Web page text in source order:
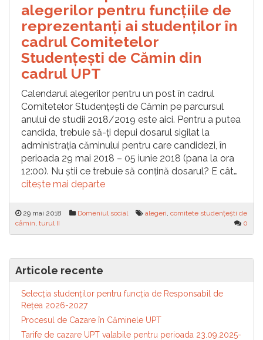
alegerilor pentru funcțiile de
reprezentanți ai studenților în
cadrul Comitetelor
Studențești de Cămin din
cadrul UPT
Calendarul alegerilor pentru un post în cadrul
Comitetelor Studențești de Cămin pe parcursul
anului de studii 2018/2019 este aici. Pentru a putea
candida, trebuie să-ți depui dosarul sigilat la
administrația căminului pentru care candidezi, în
perioada 29 mai 2018 – 05 iunie 2018 (pana la ora
12:00). Nu știi ce trebuie să conțină dosarul? E cât…
citește mai departe
29 mai 2018 Domeniul social alegeri comitete studențești de
cămin turul II 0
Articole recente
Selecția studenților pentru funcția de Responsabil de
Reţea 2026-2027
Procesul de Cazare în Căminele UPT
Tarife de cazare UPT valabile pentru perioada 23.09.2025-